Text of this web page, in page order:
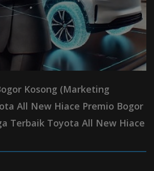
Kosong (Marketing
All New Hiace Premio Bogor
Terbaik Toyota All New Hiace